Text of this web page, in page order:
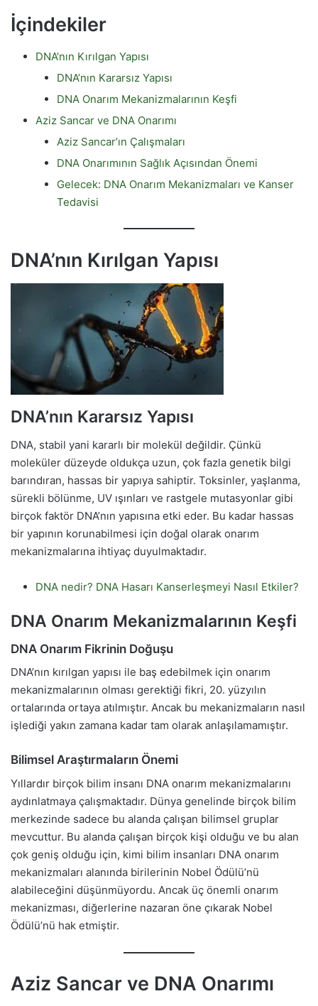
İçindekiler
DNA’nın Kırılgan Yapısı
DNA’nın Kararsız Yapısı
DNA Onarım Mekanizmalarının Keşfi
Aziz Sancar ve DNA Onarımı
Aziz Sancar’ın Çalışmaları
DNA Onarımının Sağlık Açısından Önemi
Gelecek: DNA Onarım Mekanizmaları ve Kanser
Tedavisi
DNA’nın Kırılgan Yapısı
DNA’nın Kararsız Yapısı
DNA, stabil yani kararlı bir molekül değildir. Çünkü
moleküler düzeyde oldukça uzun, çok fazla genetik bilgi
barındıran, hassas bir yapıya sahiptir. Toksinler, yaşlanma,
sürekli bölünme, UV ışınları ve rastgele mutasyonlar gibi
birçok faktör DNA’nın yapısına etki eder. Bu kadar hassas
bir yapının korunabilmesi için doğal olarak onarım
mekanizmalarına ihtiyaç duyulmaktadır.
DNA nedir? DNA Hasarı Kanserleşmeyi Nasıl Etkiler?
DNA Onarım Mekanizmalarının Keşfi
DNA Onarım Fikrinin Doğuşu
DNA’nın kırılgan yapısı ile baş edebilmek için onarım
mekanizmalarının olması gerektiği fikri, 20. yüzyılın
ortalarında ortaya atılmıştır. Ancak bu mekanizmaların nasıl
işlediği yakın zamana kadar tam olarak anlaşılamamıştır.
Bilimsel Araştırmaların Önemi
Yıllardır birçok bilim insanı DNA onarım mekanizmalarını
aydınlatmaya çalışmaktadır. Dünya genelinde birçok bilim
merkezinde sadece bu alanda çalışan bilimsel gruplar
mevcuttur. Bu alanda çalışan birçok kişi olduğu ve bu alan
çok geniş olduğu için, kimi bilim insanları DNA onarım
mekanizmaları alanında birilerinin Nobel Ödülü’nü
alabileceğini düşünmüyordu. Ancak üç önemli onarım
mekanizması, diğerlerine nazaran öne çıkarak Nobel
Ödülü’nü hak etmiştir.
Aziz Sancar ve DNA Onarımı